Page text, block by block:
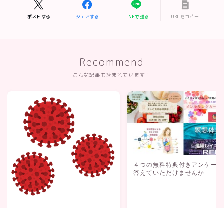
ポストする シェアする LINEで送る URLをコピー
Recommend
こんな記事も読まれています！
４つの無料特典付きアンケー
答えていただけませんか